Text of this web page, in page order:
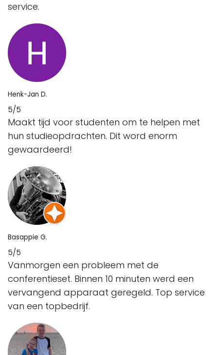
service.
Henk-Jan D.
5/5
Maakt tijd voor studenten om te helpen met
hun studieopdrachten. Dit word enorm
gewaardeerd!
Basappie G.
5/5
Vanmorgen een probleem met de
conferentieset. Binnen 10 minuten werd een
vervangend apparaat geregeld. Top service
van een topbedrijf.